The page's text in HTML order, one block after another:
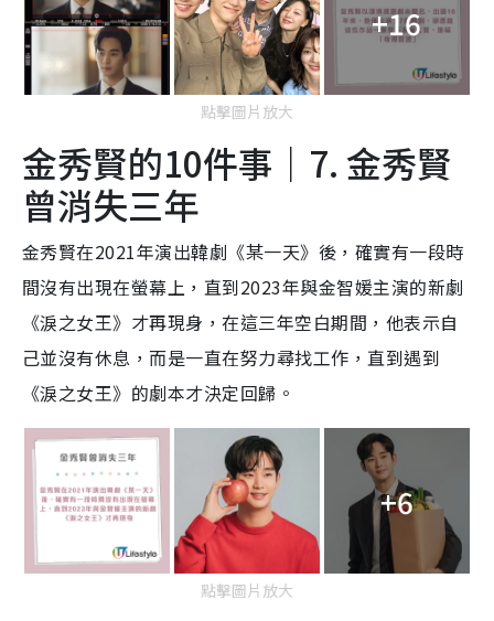
+16
點擊圖片放大
金秀賢的10件事｜7. 金秀賢
曾消失三年
金秀賢在2021年演出韓劇《某一天》後，確實有一段時
間沒有出現在螢幕上，直到2023年與金智媛主演的新劇
《淚之女王》才再現身，在這三年空白期間，他表示自
己並沒有休息，而是一直在努力尋找工作，直到遇到
《淚之女王》的劇本才決定回歸。
+6
點擊圖片放大